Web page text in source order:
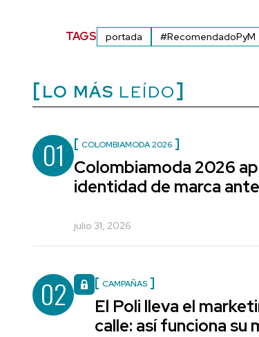
TAGS portada #RecomendadoPyM
LO MÁS LEÍDO
01 COLOMBIAMODA 2026
Colombiamoda 2026
identidad de marca
julio 31, 2026
02 CAMPAÑAS
El Poli lleva el
calle: así funciona su